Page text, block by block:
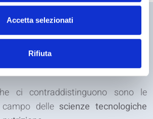
Accetta selezionati
Rifiuta
& sviluppo
ci contraddistinguono sono le
delle scienze tecnologiche